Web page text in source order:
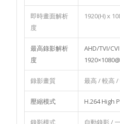
即時畫面解析
度
1920(H) x
最高錄影解析
度
AHD/TVI/
錄影畫質 最高 / 較高
壓縮模式 H.264 High
錄影模式
自動錄影 /